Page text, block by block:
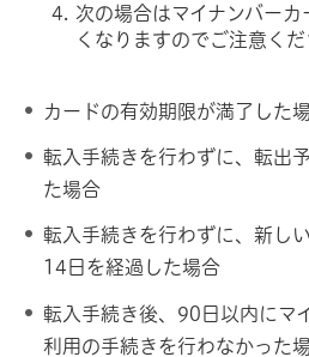
次の場合はマイナンバー
くなりますのでご注意くだ
カードの有効期限が満了した
転入手続きを行わずに、転出
た場合
転入手続きを行わずに、新し
14日を経過した場合
転入手続き後、90日以内にマ
利用の手続きを行わなかった